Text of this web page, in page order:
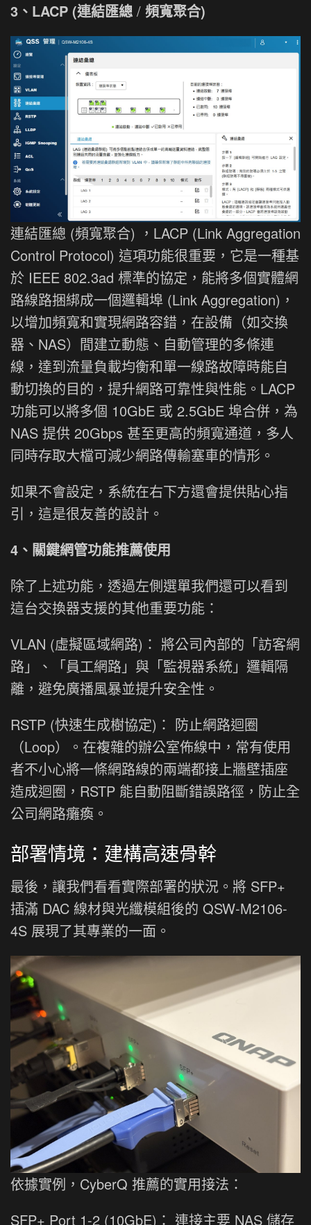
3、LACP (連結匯總 / 頻寬聚合)
連結匯總 (頻寬聚合) ，LACP (Link Aggregation
Control Protocol) 這項功能很重要，它是一種基
於 IEEE 802.3ad 標準的協定，能將多個實體網
路線路捆綁成一個邏輯埠 (Link Aggregation)，
以增加頻寬和實現網路容錯，在設備（如交換
器、NAS）間建立動態、自動管理的多條連
線，達到流量負載均衡和單一線路故障時能自
動切換的目的，提升網路可靠性與性能。LACP
功能可以將多個 10GbE 或 2.5GbE 埠合併，為
NAS 提供 20Gbps 甚至更高的頻寬通道，多人
同時存取大檔可減少網路傳輸塞車的情形。
如果不會設定，系統在右下方還會提供貼心指
引，這是很友善的設計。
4、關鍵網管功能推薦使用
除了上述功能，透過左側選單我們還可以看到
這台交換器支援的其他重要功能：
VLAN (虛擬區域網路)： 將公司內部的「訪客網
路」、「員工網路」與「監視器系統」邏輯隔
離，避免廣播風暴並提升安全性。
RSTP (快速生成樹協定)： 防止網路迴圈
（Loop）。在複雜的辦公室佈線中，常有使用
者不小心將一條網路線的兩端都接上牆壁插座
造成迴圈，RSTP 能自動阻斷錯誤路徑，防止全
公司網路癱瘓。
部署情境：建構高速骨幹
最後，讓我們看看實際部署的狀況。將 SFP+
插滿 DAC 線材與光纖模組後的 QSW-M2106-
4S 展現了其專業的一面。
依據實例，CyberQ 推薦的實用接法：
SFP+ Port 1-2 (10GbE)： 連接主要 NAS 儲存